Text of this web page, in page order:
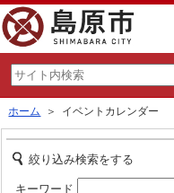
ホーム ＞ イベントカレンダー
絞り込み検索をする
キーワード